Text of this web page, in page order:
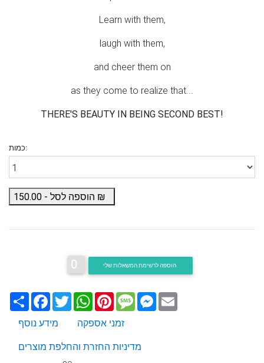
Learn with them,
laugh with them,
and cheer them on
as they come to realize that...
THERE'S BEAUTY IN BEING SECOND BEST!
כמות:
הוספה לסל - 150.00
0
שתף Facebook
TwitterWhatsApp
PinterestMessageMessenger
מידע נוסף
זמני אספקה
מדיניות החזרת והחלפת מוצרים